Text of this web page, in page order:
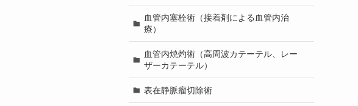
血管内塞栓術（接着剤による血管内治
療）
血管内焼灼術（高周波カテーテル、レー
ザーカテーテル）
表在静脈瘤切除術